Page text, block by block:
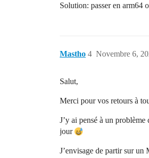
Solution: passer en arm64
Mastho Novembre 6,
4
Salut,
Merci pour vos retours à
J’y ai pensé à un
jour
J’envisage de partir sur un